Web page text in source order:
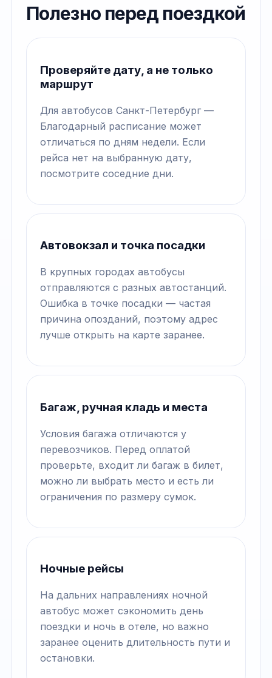
Полезно перед поездкой
Проверяйте дату, а не только
маршрут
Для автобусов Санкт-Петербург —
Благодарный расписание может
отличаться по дням недели. Если
рейса нет на выбранную дату,
посмотрите соседние дни.
Автовокзал и точка посадки
В крупных городах автобусы
отправляются с разных автостанций.
Ошибка в точке посадки — частая
причина опозданий, поэтому адрес
лучше открыть на карте заранее.
Багаж, ручная кладь и места
Условия багажа отличаются у
перевозчиков. Перед оплатой
проверьте, входит ли багаж в билет,
можно ли выбрать место и есть ли
ограничения по размеру сумок.
Ночные рейсы
На дальних направлениях ночной
автобус может сэкономить день
поездки и ночь в отеле, но важно
заранее оценить длительность пути и
остановки.